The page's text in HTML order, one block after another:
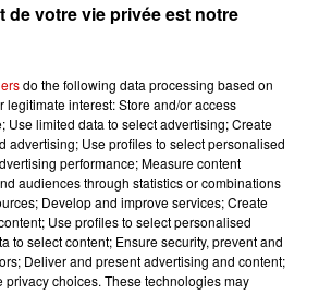
Xperiences !
Duel - Gagnez votre balade
jet ski !
de votre vie privée est notre
do the following data processing based on
legitimate interest: Store and/or access
Use limited data to select advertising; Create
advertising; Use profiles to select personalised
performance; Measure content
audiences through statistics or combinations
Develop and improve services; Create
Use profiles to select personalised
to select content; Ensure security, prevent and
Deliver and present advertising and content;
privacy choices. These technologies may